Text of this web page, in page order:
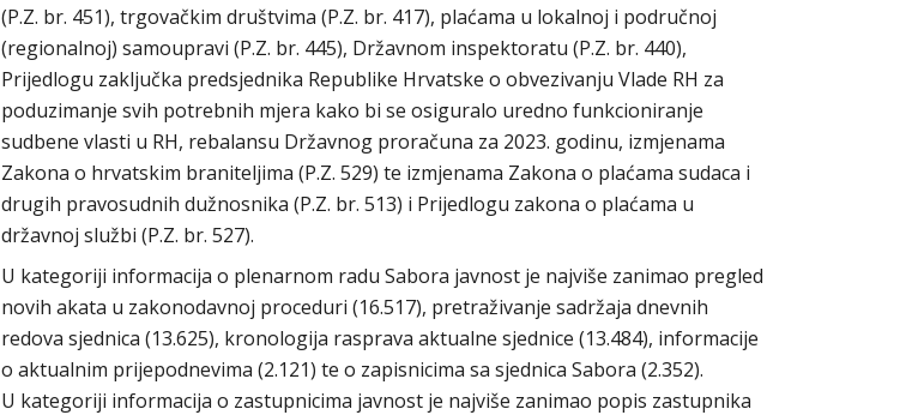
(P.Z. br. 451), trgovačkim društvima (P.Z. br. 417), plaćama u lokalnoj i područnoj
(regionalnoj) samoupravi (P.Z. br. 445), Državnom inspektoratu (P.Z. br. 440),
Prijedlogu zaključka predsjednika Republike Hrvatske o obvezivanju Vlade RH za
poduzimanje svih potrebnih mjera kako bi se osiguralo uredno funkcioniranje
sudbene vlasti u RH, rebalansu Državnog proračuna za 2023. godinu, izmjenama
Zakona o hrvatskim braniteljima (P.Z. 529) te izmjenama Zakona o plaćama sudaca i
drugih pravosudnih dužnosnika (P.Z. br. 513) i Prijedlogu zakona o plaćama u
državnoj službi (P.Z. br. 527).
U kategoriji informacija o plenarnom radu Sabora javnost je najviše zanimao pregled
novih akata u zakonodavnoj proceduri (16.517), pretraživanje sadržaja dnevnih
redova sjednica (13.625), kronologija rasprava aktualne sjednice (13.484), informacije
o aktualnim prijepodnevima (2.121) te o zapisnicima sa sjednica Sabora (2.352).
U kategoriji informacija o zastupnicima javnost je najviše zanimao popis zastupnika